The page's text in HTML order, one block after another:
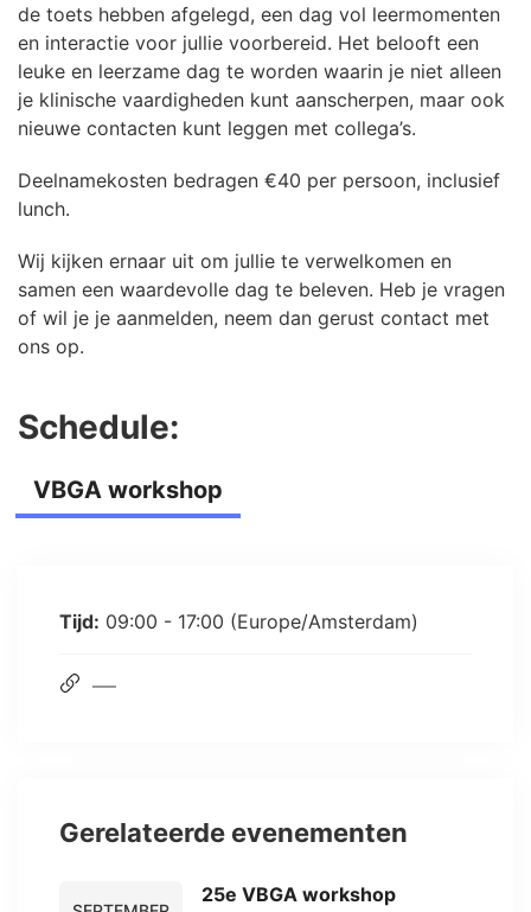
de toets hebben afgelegd, een dag vol leermomenten
en interactie voor jullie voorbereid. Het belooft een
leuke en leerzame dag te worden waarin je niet alleen
je klinische vaardigheden kunt aanscherpen, maar ook
nieuwe contacten kunt leggen met collega’s.
Deelnamekosten bedragen €40 per persoon, inclusief
lunch.
Wij kijken ernaar uit om jullie te verwelkomen en
samen een waardevolle dag te beleven. Heb je vragen
of wil je je aanmelden, neem dan gerust contact met
ons op.
Schedule:
VBGA workshop
Tijd: 09:00 - 17:00 (Europe/Amsterdam)
Gerelateerde evenementen
25e VBGA workshop